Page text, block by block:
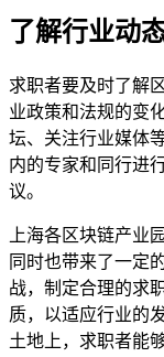
了解行业动
求职者要及时了解
业政策和法规的变
坛、关注行业媒体
内的专家和同行进
议。
上海各区块链产业
同时也带来了一定
战，制定合理的求
质，以适应行业的
土地上，求职者能